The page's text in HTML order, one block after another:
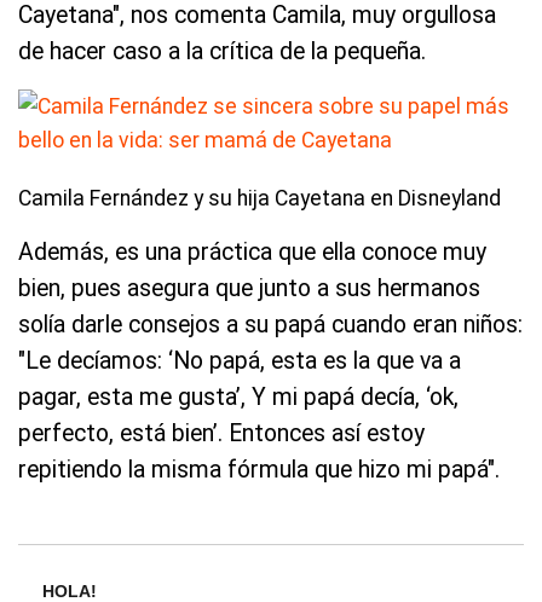
Cayetana", nos comenta Camila, muy orgullosa
de hacer caso a la crítica de la pequeña.
Camila Fernández y su hija Cayetana en Disneyland
Además, es una práctica que ella conoce muy
bien, pues asegura que junto a sus hermanos
solía darle consejos a su papá cuando eran niños:
"Le decíamos: ‘No papá, esta es la que va a
pagar, esta me gusta’, Y mi papá decía, ‘ok,
perfecto, está bien’. Entonces así estoy
repitiendo la misma fórmula que hizo mi papá".
HOLA!